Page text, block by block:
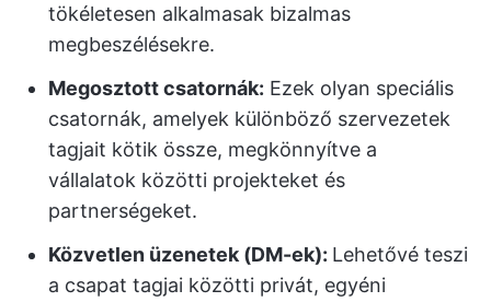
tökéletesen alkalmasak bizalmas
megbeszélésekre.
Megosztott csatornák: Ezek olyan speciális
csatornák, amelyek különböző szervezetek
tagjait kötik össze, megkönnyítve a
vállalatok közötti projekteket és
partnerségeket.
Közvetlen üzenetek (DM-ek): Lehetővé teszi
a csapat tagjai közötti privát, egyéni